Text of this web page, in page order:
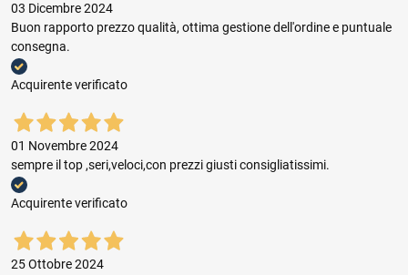
03 Dicembre 2024
Buon rapporto prezzo qualità, ottima gestione dell'ordine e puntuale
consegna.
Acquirente verificato
01 Novembre 2024
sempre il top ,seri,veloci,con prezzi giusti consigliatissimi.
Acquirente verificato
25 Ottobre 2024